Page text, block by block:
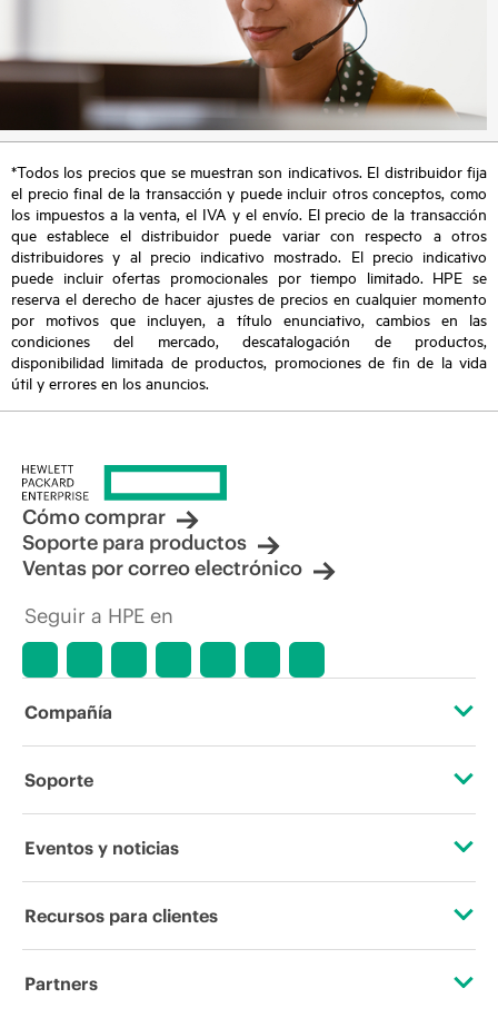
*Todos los precios que se muestran son indicativos. El distribuidor fija
el precio final de la transacción y puede incluir otros conceptos, como
los impuestos a la venta, el IVA y el envío. El precio de la transacción
que establece el distribuidor puede variar con respecto a otros
distribuidores y al precio indicativo mostrado. El precio indicativo
puede incluir ofertas promocionales por tiempo limitado. HPE se
reserva el derecho de hacer ajustes de precios en cualquier momento
por motivos que incluyen, a título enunciativo, cambios en las
condiciones del mercado, descatalogación de productos,
disponibilidad limitada de productos, promociones de fin de la vida
útil y errores en los anuncios.
Cómo comprar
Soporte para productos
Ventas por correo electrónico
Seguir a HPE en
Compañía
Acerca de HPE
Responsabilidad corporativa
Laboratorios HPE
Soporte
Servicios de soporte operativo
Software y controladores
Eventos y noticias
Eventos
Recursos para clientes
Contacta con nosotros
Partners